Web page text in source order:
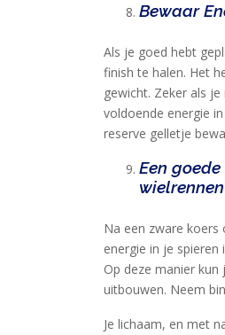
Bewaar
Als je goed hebt
finish te halen. Het
gewicht. Zeker als
voldoende energie
reserve gelletje
Een
Na een zware koers
energie in je
Op deze manier
uitbouwen. Neem
Je lichaam, en met